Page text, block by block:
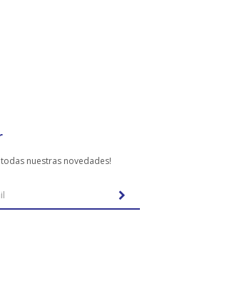
todas nuestras novedades!